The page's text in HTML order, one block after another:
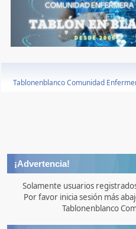
Tablonenblanco Comunidad
¡Advertencia!
Solamente usuarios
Por favor inicia sesión más
Tablonenblanco